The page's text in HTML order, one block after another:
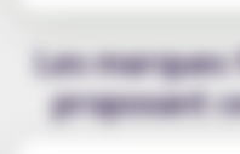
Les
proposant